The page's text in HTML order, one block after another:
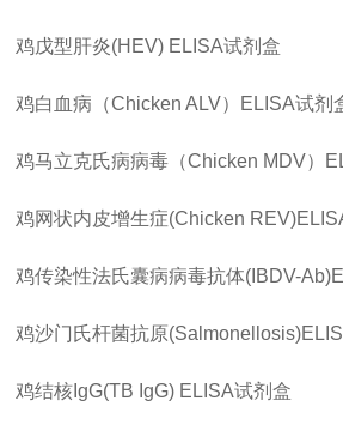
鸡戊型肝炎(HEV) ELISA试剂盒
鸡白血病（Chicken ALV） ELISA试剂
鸡马立克氏病病毒（Chicken MDV）
鸡网状内皮增生症(Chicken
鸡传染性法氏囊病病毒抗体(IBDV-
鸡沙门氏杆菌抗原
鸡结核 IgG(TB IgG) ELISA试剂盒